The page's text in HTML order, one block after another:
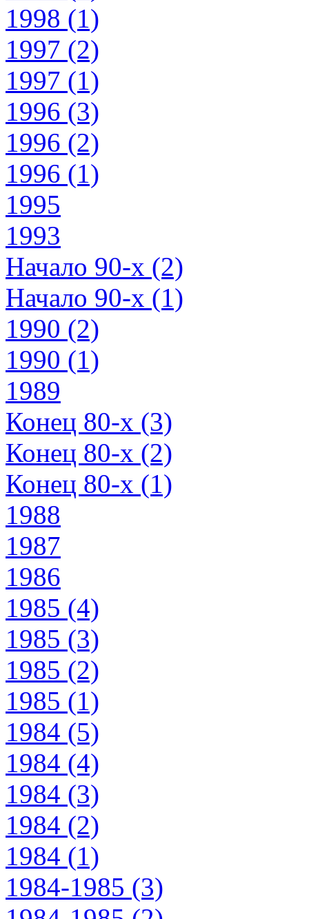
1998 (1)
1997 (2)
1997 (1)
1996 (3)
1996 (2)
1996 (1)
1995
1993
Начало 90-х (2)
Начало 90-х (1)
1990 (2)
1990 (1)
1989
Конец 80-х (3)
Конец 80-х (2)
Конец 80-х (1)
1988
1987
1986
1985 (4)
1985 (3)
1985 (2)
1985 (1)
1984 (5)
1984 (4)
1984 (3)
1984 (2)
1984 (1)
1984-1985 (3)